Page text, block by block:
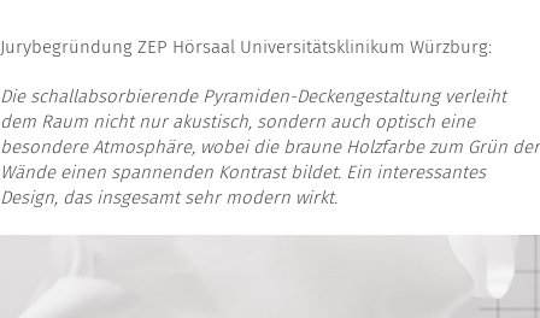
Jurybegründung ZEP Hörsaal Universitätsklinikum Würzburg:
Die schallabsorbierende Pyramiden-Deckengestaltung verleiht
dem Raum nicht nur akustisch, sondern auch optisch eine
besondere Atmosphäre, wobei die braune Holzfarbe zum Grün der
Wände einen spannenden Kontrast bildet. Ein interessantes
Design, das insgesamt sehr modern wirkt.